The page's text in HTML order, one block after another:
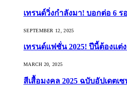
เทรนด์วิ่งกำลังมา! บอกต่อ 6
SEPTEMBER 12, 2025
เทรนด์แฟชั่น 2025! ปีนี้ต้องแต่
MARCH 20, 2025
สีเสื้อมงคล 2025 ฉบับอัปเดตเซ